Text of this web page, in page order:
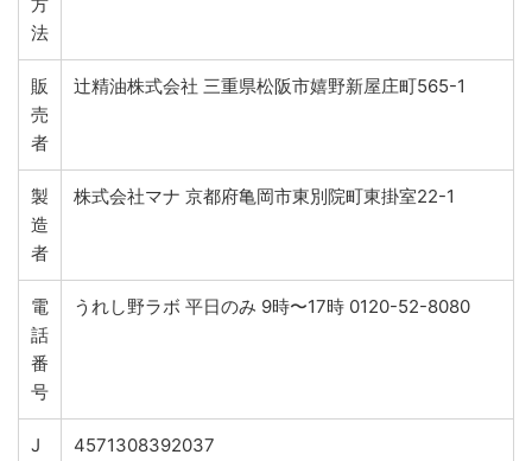
法
販
売
者
辻精油株式会社 三重県松阪市嬉野新屋庄町565-1
製
造
者
株式会社マナ 京都府亀岡市東別院町東掛室22-1
電
話
番
号
うれし野ラボ 平日のみ 9時〜17時 0120-52-8080
J
4571308392037